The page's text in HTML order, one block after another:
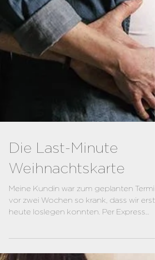
Die Last-Minute
Weihnachtskarte
Meine Kundin war zum geplanten Termin
vor zwei Wochen so krank, dass wir erst
erstelle ich nun noch...